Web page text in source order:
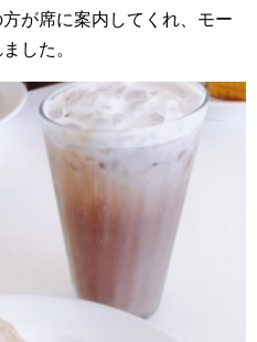
が席に案内してくれ、モー
した。